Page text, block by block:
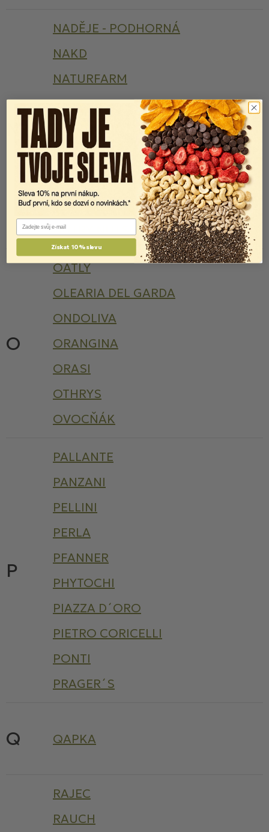
NADĚJE - PODHORNÁ
NAKD
NATURFARM
NEKTON
NISSIN
NOCCO
NOI&VOI
NOMINAL
NUTRY NUTS
O
OATLY
OLEARIA DEL GARDA
ONDOLIVA
ORANGINA
ORASI
OTHRYS
OVOCŇÁK
P
PALLANTE
PANZANI
PELLINI
PERLA
PFANNER
PHYTOCHI
PIAZZA D´ORO
PIETRO CORICELLI
PONTI
PRAGER´S
Q QAPKA
RAJEC
RAUCH
Email
Získat 10% slevu